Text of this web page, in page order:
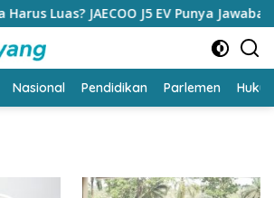
JAECOO J5 EV Punya Jawaban yang
Nasional Pendidikan Parlemen